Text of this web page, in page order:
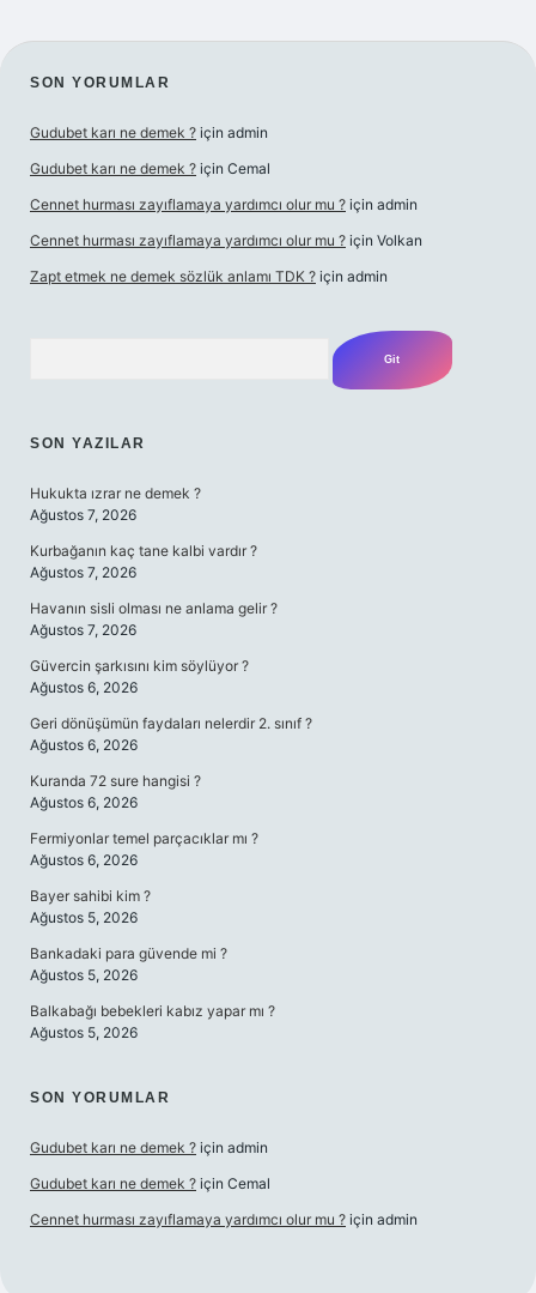
SIDEBAR
SON YORUMLAR
Gudubet karı ne demek ? için admin
Gudubet karı ne demek ? için Cemal
Cennet hurması zayıflamaya yardımcı olur mu ? için admin
Cennet hurması zayıflamaya yardımcı olur mu ? için Volkan
Zapt etmek ne demek sözlük anlamı TDK ? için admin
SON YAZILAR
Hukukta ızrar ne demek ?
Ağustos 7, 2026
Kurbağanın kaç tane kalbi vardır ?
Ağustos 7, 2026
Havanın sisli olması ne anlama gelir ?
Ağustos 7, 2026
Güvercin şarkısını kim söylüyor ?
Ağustos 6, 2026
Geri dönüşümün faydaları nelerdir 2. sınıf ?
Ağustos 6, 2026
Kuranda 72 sure hangisi ?
Ağustos 6, 2026
Fermiyonlar temel parçacıklar mı ?
Ağustos 6, 2026
Bayer sahibi kim ?
Ağustos 5, 2026
Bankadaki para güvende mi ?
Ağustos 5, 2026
Balkabağı bebekleri kabız yapar mı ?
Ağustos 5, 2026
SON YORUMLAR
Gudubet karı ne demek ? için admin
Gudubet karı ne demek ? için Cemal
Cennet hurması zayıflamaya yardımcı olur mu ? için admin